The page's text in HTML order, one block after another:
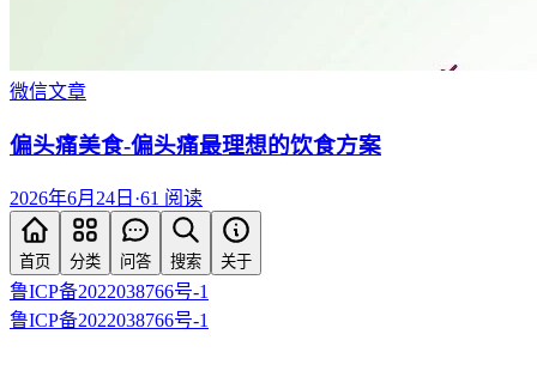
微信文章
偏头痛美食-偏头痛最理想的饮食方案
2026年6月24日 ·61 阅读
首页 分类 问答 搜索 关于
鲁ICP备2022038766号-1
鲁ICP备2022038766号-1